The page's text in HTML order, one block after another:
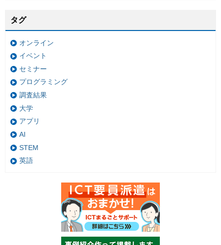
タグ
オンライン
イベント
セミナー
プログラミング
調査結果
大学
アプリ
AI
STEM
英語